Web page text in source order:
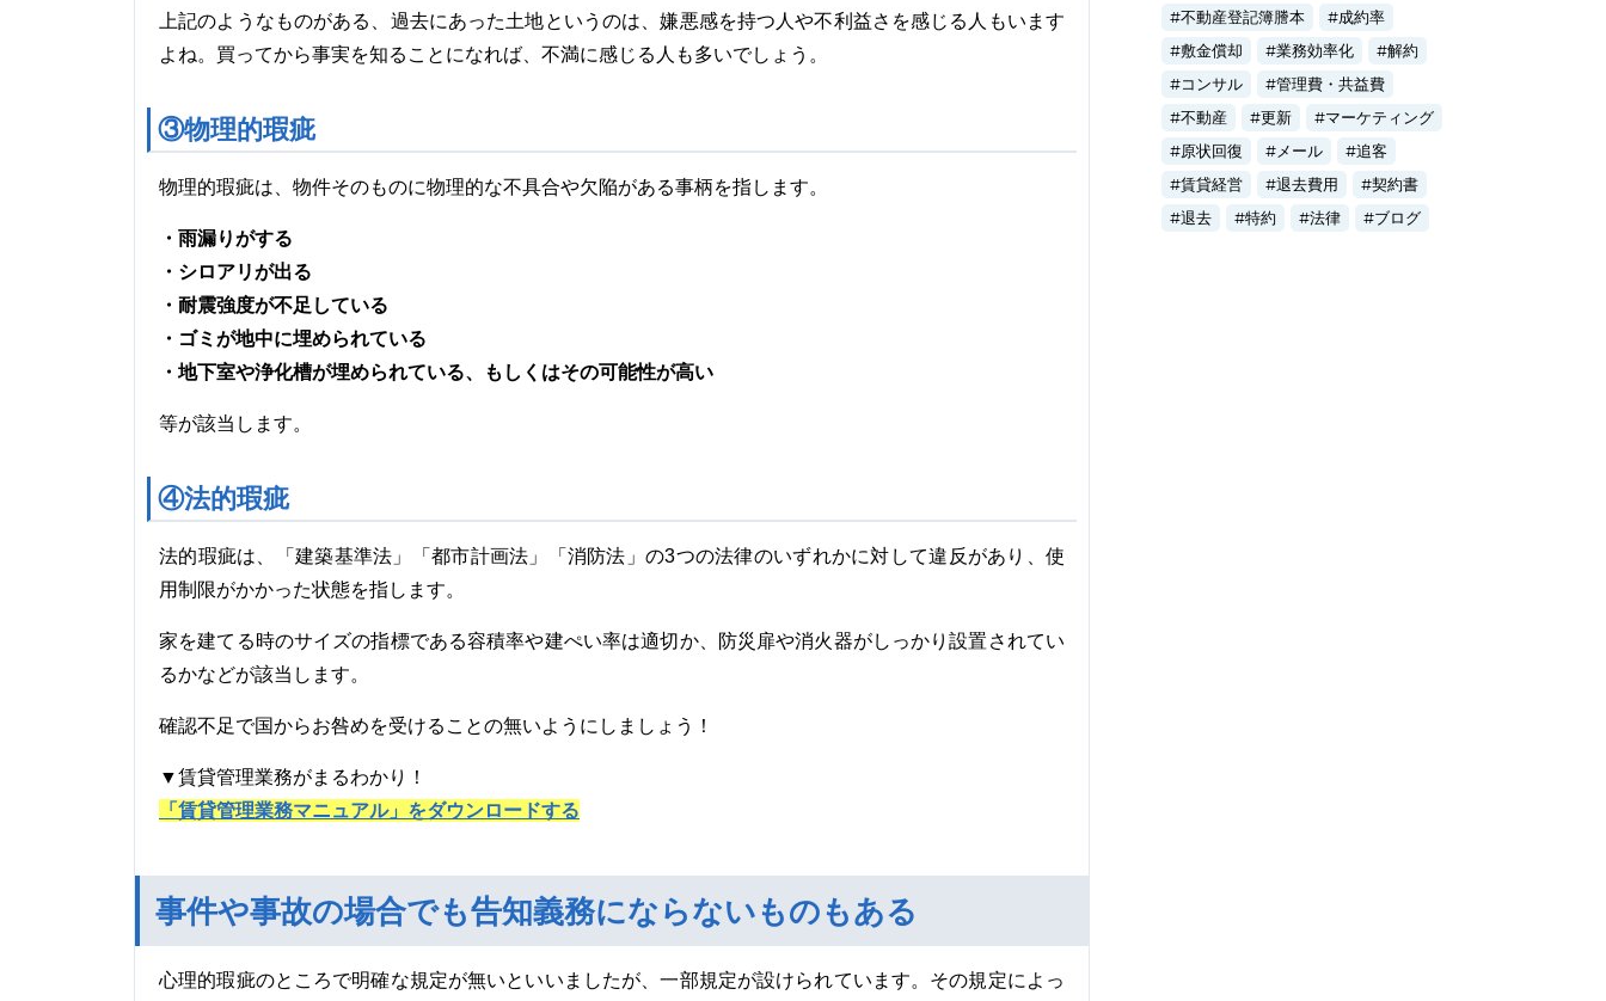
上記のようなものがある、過去にあった土地というのは、嫌悪感を持つ人や不利益さを感じる人もいます
よね。買ってから事実を知ることになれば、不満に感じる人も多いでしょう。
③物理的瑕疵
物理的瑕疵は、物件そのものに物理的な不具合や欠陥がある事柄を指します。
・雨漏りがする
・シロアリが出る
・耐震強度が不足している
・ゴミが地中に埋められている
・地下室や浄化槽が埋められている、もしくはその可能性が高い
等が該当します。
④法的瑕疵
法的瑕疵は、「建築基準法」「都市計画法」「消防法」の3つの法律のいずれかに対して違反があり、使
用制限がかかった状態を指します。
家を建てる時のサイズの指標である容積率や建ぺい率は適切か、防災扉や消火器がしっかり設置されてい
るかなどが該当します。
確認不足で国からお咎めを受けることの無いようにしましょう！
▼賃貸管理業務がまるわかり！
「賃貸管理業務マニュアル」をダウンロードする
事件や事故の場合でも告知義務にならないものもある
心理的瑕疵のところで明確な規定が無いといいましたが、一部規定が設けられています。その規定によっ
不動産登記簿謄本
成約率
敷金償却
業務効率化
解約
コンサル
管理費・共益費
不動産
更新
マーケティング
原状回復
メール
追客
賃貸経営
退去費用
契約書
退去
特約 法律 ブログ